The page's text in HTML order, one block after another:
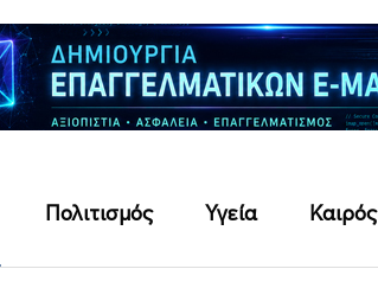
Πολιτισμός Υγεία Καιρός